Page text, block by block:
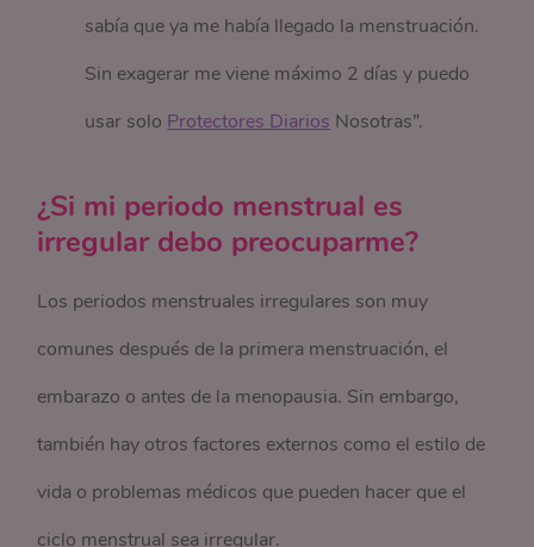
sabía que ya me había llegado la menstruación.
Sin exagerar me viene máximo 2 días y puedo
usar solo Protectores Diarios Nosotras”.
¿Si mi periodo menstrual es
irregular debo preocuparme?
Los periodos menstruales irregulares son muy
comunes después de la primera menstruación, el
embarazo o antes de la menopausia. Sin embargo,
también hay otros factores externos como el estilo de
vida o problemas médicos que pueden hacer que el
ciclo menstrual sea irregular.